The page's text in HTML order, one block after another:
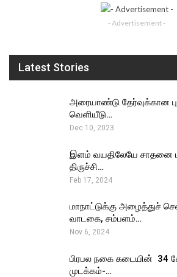
- Advertisement -
Latest Stories
அரையாண்டு தேர்வுக்கான
வெளியீடு…
Dec 10, 2023
இளம் வயதிலேயே சாதனை
திருச்சி…
Feb 17, 2024
மாநாட்டுக்கு அழைத்துச்
வாடகை, சம்பளம்…
Nov 6, 2024
பிரபல நகை கடையின் ₹ 34
முடக்கம்-…